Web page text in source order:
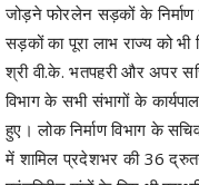
जोड़ने फोरलेन सड़कों के निर्माण
सड़कों का पूरा लाभ राज्य को
श्री वी.के. भतपहरी और अपर
विभाग के सभी संभागों के
हुए। लोक निर्माण विभाग के
में शामिल प्रदेशभर की 36